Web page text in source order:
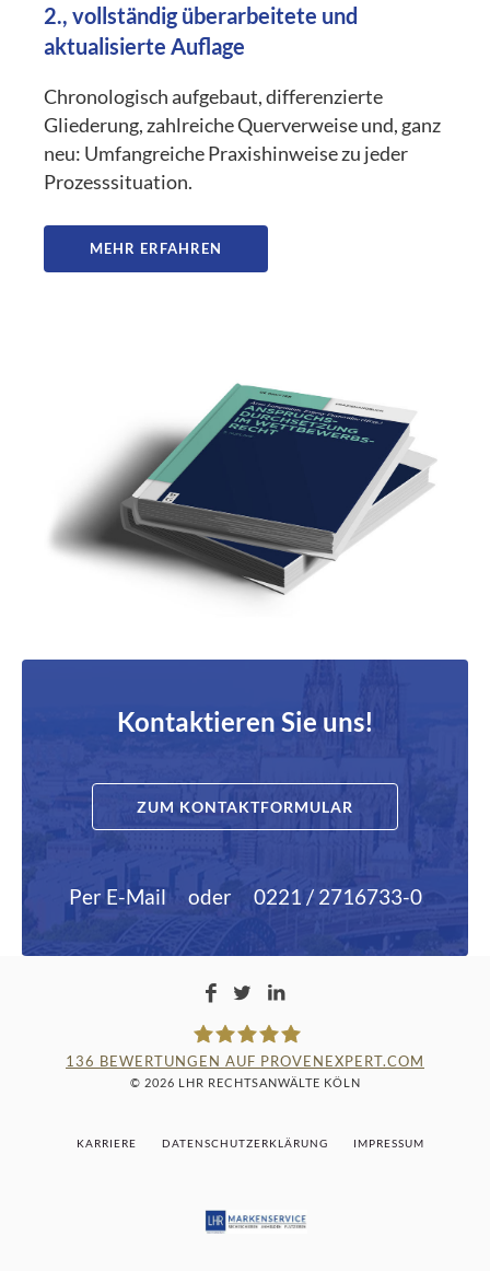
2., vollständig überarbeitete und
aktualisierte Auflage
Chronologisch aufgebaut, differenzierte
Gliederung, zahlreiche Querverweise und, ganz
neu: Umfangreiche Praxishinweise zu jeder
Prozesssituation.
MEHR ERFAHREN
Kontaktieren Sie uns!
ZUM KONTAKTFORMULAR
Per E-Mail oder 0221 / 2716733-0
136 BEWERTUNGEN AUF PROVENEXPERT.COM
© 2026 LHR RECHTSANWÄLTE KÖLN
KARRIERE DATENSCHUTZERKLÄRUNG IMPRESSUM